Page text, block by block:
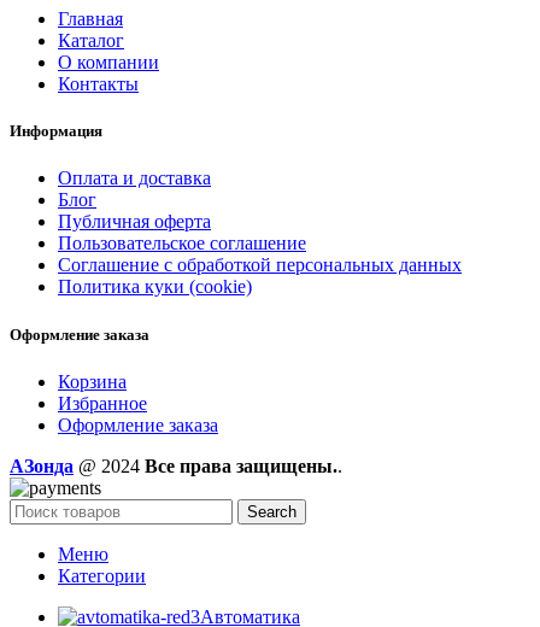
Главная
Каталог
О компании
Контакты
Информация
Оплата и доставка
Блог
Публичная оферта
Пользовательское соглашение
Соглашение с обработкой персональных данных
Политика куки (cookie)
Оформление заказа
Корзина
Избранное
Оформление заказа
AЗонда @ 2024 Все права защищены..
Search
Меню
Категории
Автоматика